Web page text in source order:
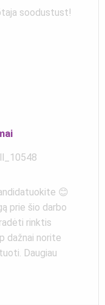
soodustust!
😊
prie šio darbo
rinktis
dažnai norite
Daugiau